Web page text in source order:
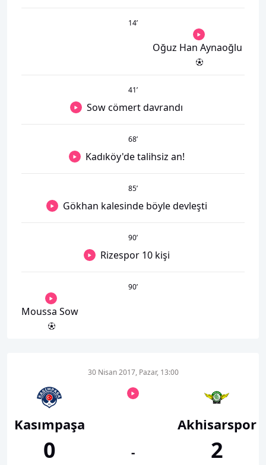
14’
Oğuz Han Aynaoğlu
41’
Sow cömert davrandı
68’
Kadıköy'de talihsiz an!
85’
Gökhan kalesinde böyle devleşti
90’
Rizespor 10 kişi
90’
Moussa Sow
Kasımpaşa
0
30 Nisan 2017, Pazar, 13:00
-
Akhisarspor
2